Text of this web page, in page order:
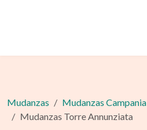
Mudanzas
Mudanzas Campania
Mudanzas Torre Annunziata